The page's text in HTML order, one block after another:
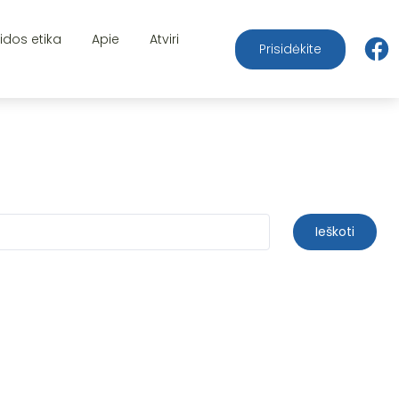
etika Apie Atviri
Prisidėkite
Ieškoti